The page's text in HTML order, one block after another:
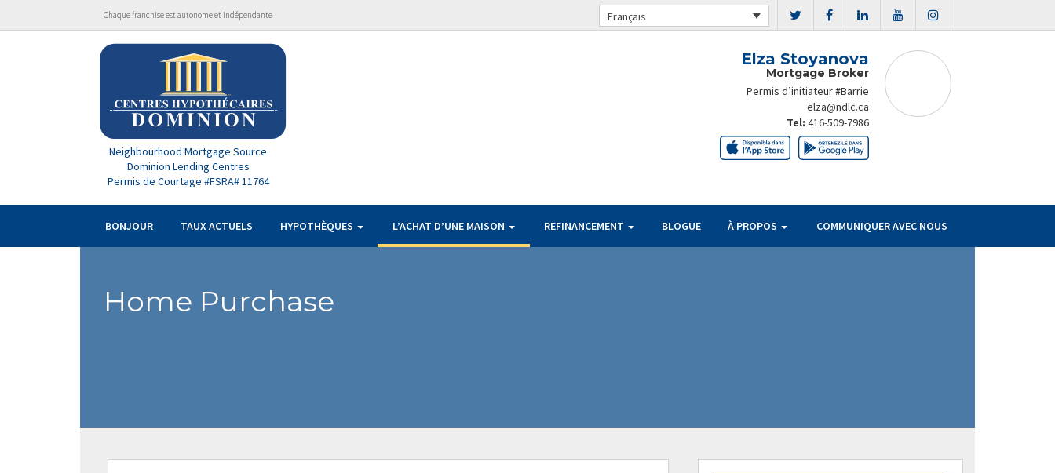
Chaque franchise est autonome et indépendante Français
Neighbourhood Mortgage Source
Dominion Lending Centres
Permis de Courtage #FSRA# 11764
Elza Stoyanova
Mortgage Broker
Permis d’initiateur #Barrie
elza@ndlc.ca
Tel: 416-509-7986
BONJOUR TAUX ACTUELS HYPOTHÈQUES L’ACHAT D’UNE MAISON REFINANCEMENT BLOGUE À PROPOS COMMUNIQUER AVEC NOUS
Home Purchase